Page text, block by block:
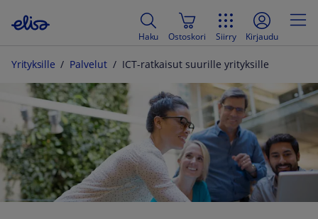
Haku Ostoskori Siirry Kirjaudu
Yrityksille Palvelut ICT-ratkaisut suurille yrityksille